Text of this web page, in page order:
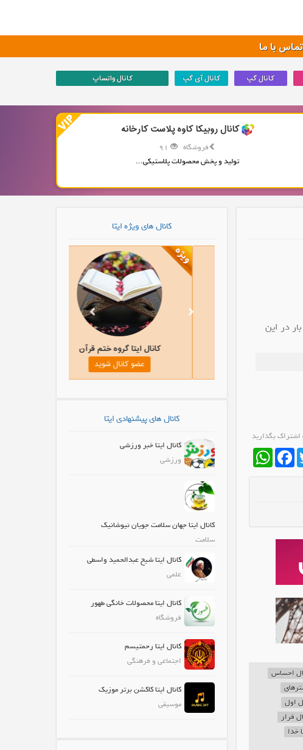
تماس با ما
کانال گپ کانال آی گپ کانال واتساپ
کانال روبیکا کاوه پلاست کارخانه
فروشگاه
91
تولید و پخش محصولات پلاستیکی...
در این
اشتراک بگذارید
WhatsAppFacebook
احساس
اول
قرار
خدا
کانال های ویژه ایتا
کانال ایتا گروه ختم قرآن
کانال های پیشنهادی ایتا
کانال ایتا خبر ورزشی
ورزشی
کانال ایتا جهان سلامت جویان نیوشانیک
سلامت
کانال ایتا شیخ عبدالحمید واسطی
علمی
کانال ایتا محصولات خانگی طهور
فروشگاه
کانال ایتا رحمتیسم
اجتماعی و فرهنگی
کانال ایتا کاکشن برتر موزیک
موسیقی